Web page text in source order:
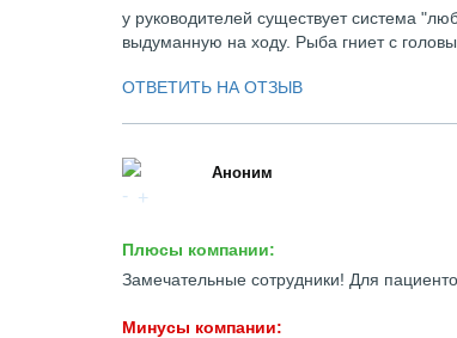
у руководителей существует система
выдуманную на ходу. Рыба гниет с
ОТВЕТИТЬ НА ОТЗЫВ
Аноним
Плюсы компании:
Замечательные сотрудники! Для
Минусы компании: